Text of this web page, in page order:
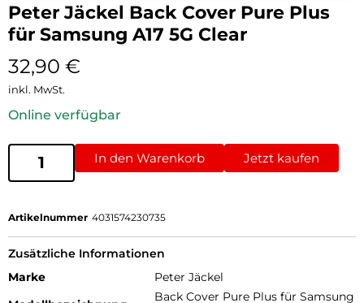
Peter Jäckel Back Cover Pure Plus
für Samsung A17 5G Clear
32,90 €
inkl. MwSt.
Online verfügbar
In den Warenkorb Jetzt kaufen
Artikelnummer 4031574230735
Zusätzliche Informationen
Marke
Peter Jäckel
Back Cover Pure Plus für Samsung